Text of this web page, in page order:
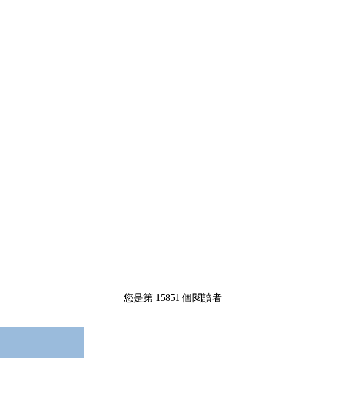
您是第 15851 個閱讀者